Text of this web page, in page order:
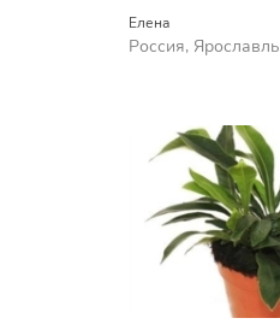
Елена
Россия, Ярославль